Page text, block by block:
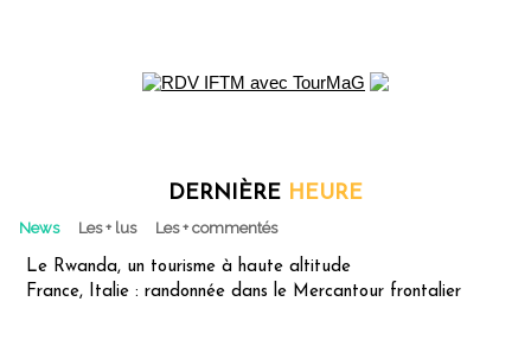
DERNIÈRE HEURE
News Les + lus Les + commentés
Le Rwanda, un tourisme à haute altitude
France, Italie : randonnée dans le Mercantour frontalier